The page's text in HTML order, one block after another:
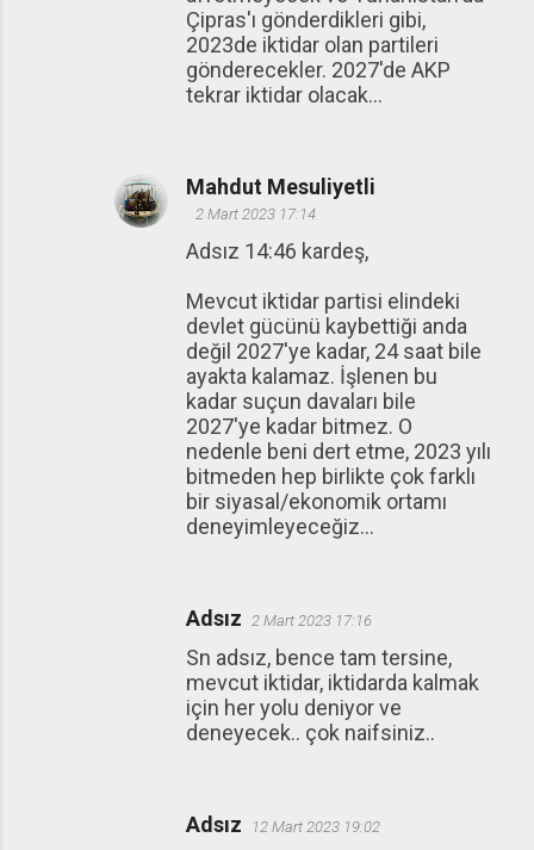
Çipras'ı gönderdikleri gibi,
2023de iktidar olan partileri
gönderecekler. 2027'de AKP
tekrar iktidar olacak...
Mahdut Mesuliyetli
2 Mart 2023 17:14
Adsız 14:46 kardeş,
Mevcut iktidar partisi elindeki
devlet gücünü kaybettiği anda
değil 2027'ye kadar, 24 saat bile
ayakta kalamaz. İşlenen bu
kadar suçun davaları bile
2027'ye kadar bitmez. O
nedenle beni dert etme, 2023 yılı
bitmeden hep birlikte çok farklı
bir siyasal/ekonomik ortamı
deneyimleyeceğiz...
Adsız 2 Mart 2023 17:16
Sn adsız, bence tam tersine,
mevcut iktidar, iktidarda kalmak
için her yolu deniyor ve
deneyecek.. çok naifsiniz..
Adsız 12 Mart 2023 19:02